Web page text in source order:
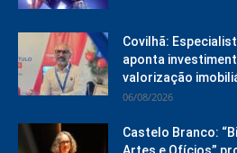
Covilhã:
aponta
valorização
06/08/2026
Castelo Branco: